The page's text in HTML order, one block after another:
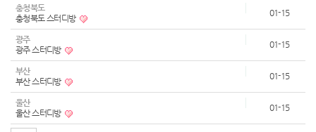
충청북도
충청북도 스터디방
01-15
광주
광주 스터디방
01-15
부산
부산 스터디방
01-15
울산
울산 스터디방
01-15